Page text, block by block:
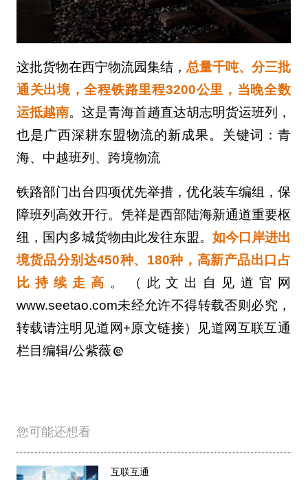
这批货物在西宁物流园集结， 总量千吨、分三批
通关出境，全程铁路里程3200公里，当晚全数
运抵越南。这是青海首趟直达胡志明货运班列，
也是广西深耕东盟物流的新成果。关键词：青
海、中越班列、跨境物流
铁路部门出台四项优先举措，优化装车编组，保
障班列高效开行。凭祥是西部陆海新通道重要枢
纽，国内多城货物由此发往东盟。 如今口岸进出
境货品分别达450种、180种，高新产品出口占
比持续走高 。（此文出自见道官网
www.seetao.com未经允许不得转载否则必究，
转载请注明见道网+原文链接）见道网互联互通
栏目编辑/公紫薇
您可能还想看
互联互通